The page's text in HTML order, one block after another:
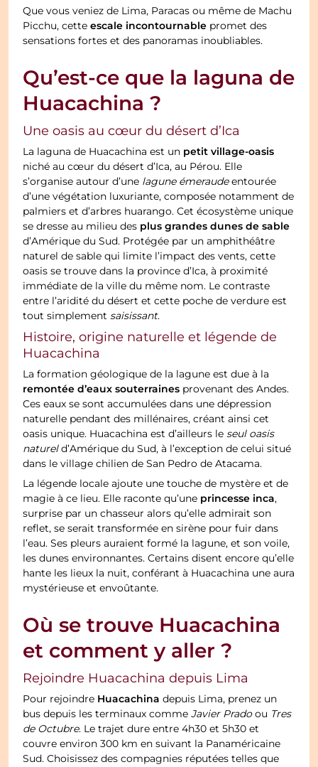
Que vous veniez de Lima, Paracas ou même de Machu
Picchu, cetteescale incontournable promet des
sensations fortes et des panoramas inoubliables.
Qu’est-ce que la laguna de
Huacachina ?
Une oasis au cœur du désert d’Ica
La laguna de Huacachina est un petit village-oasis
niché au cœur du désert d’Ica, au Pérou. Elle
s’organise autour d’une lagune émeraudeentourée
d’une végétation luxuriante, composée notamment de
palmiers et d’arbres huarango. Cet écosystème unique
se dresse au milieu des plus grandes dunes de sable
d’Amérique du Sud. Protégée par un amphithéâtre
naturel de sable qui limite l’impact des vents, cette
oasis se trouve dans la province d’Ica, à proximité
immédiate de la ville du même nom. Le contraste
entre l’aridité du désert et cette poche de verdure est
tout simplementsaisissant.
Histoire, origine naturelle et légende de
Huacachina
La formation géologique de la lagune est due à la
remontée d’eaux souterraines provenant des Andes.
Ces eaux se sont accumulées dans une dépression
naturelle pendant des millénaires, créant ainsi cet
oasis unique. Huacachina est d’ailleurs leseul oasis
natureld’Amérique du Sud, à l’exception de celui situé
dans le village chilien de San Pedro de Atacama.
La légende locale ajoute une touche de mystère et de
magie à ce lieu. Elle raconte qu’une princesse inca,
surprise par un chasseur alors qu’elle admirait son
reflet, se serait transformée en sirène pour fuir dans
l’eau. Ses pleurs auraient formé la lagune, et son voile,
les dunes environnantes. Certains disent encore qu’elle
hante les lieux la nuit, conférant à Huacachina une aura
mystérieuse et envoûtante.
Où se trouve Huacachina
et comment y aller ?
Rejoindre Huacachina depuis Lima
Pour rejoindre Huacachina depuis Lima, prenez un
bus depuis les terminaux commeJavier Pradoou Tres
de Octubre. Le trajet dure entre 4h30 et 5h30 et
couvre environ 300 km en suivant la Panaméricaine
Sud. Choisissez des compagnies réputées telles que